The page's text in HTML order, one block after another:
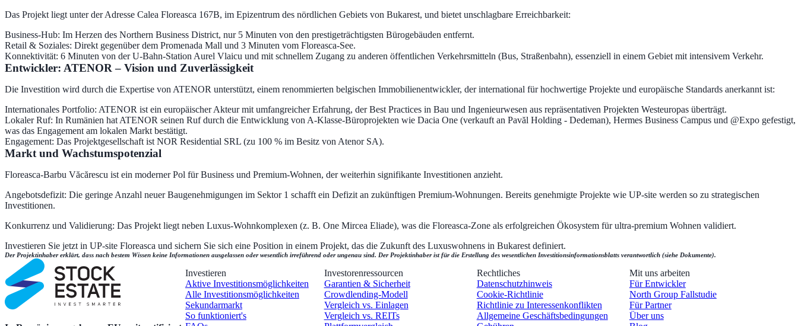
Das Projekt liegt unter der Adresse Calea Floreasca 167B, im Epizentrum des nördlichen Gebiets von Bukarest, und bietet unschlagbare Erreichbarkeit:
Business-Hub: Im Herzen des Northern Business District, nur 5 Minuten von den prestigeträchtigsten Bürogebäuden entfernt.
Retail & Soziales: Direkt gegenüber dem Promenada Mall und 3 Minuten vom Floreasca-See.
Konnektivität: 6 Minuten von der U-Bahn-Station Aurel Vlaicu und mit schnellem Zugang zu anderen öffentlichen Verkehrsmitteln (Bus, Straßenbahn), essenziell in einem Gebiet mit intensivem Verkehr.
Entwickler: ATENOR – Vision und Zuverlässigkeit
Die Investition wird durch die Expertise von ATENOR unterstützt, einem renommierten belgischen Immobilienentwickler, der international für hochwertige Projekte und europäische Standards anerkannt ist:
Internationales Portfolio: ATENOR ist ein europäischer Akteur mit umfangreicher Erfahrung, der Best Practices in Bau und Ingenieurwesen aus repräsentativen Projekten Westeuropas überträgt.
Lokaler Ruf: In Rumänien hat ATENOR seinen Ruf durch die Entwicklung von A-Klasse-Büroprojekten wie Dacia One (verkauft an Pavăl Holding - Dedeman), Hermes Business Campus und @Expo gefestigt,
was das Engagement am lokalen Markt bestätigt.
Engagement: Das Projektgesellschaft ist NOR Residential SRL (zu 100 % im Besitz von Atenor SA).
Markt und Wachstumspotenzial
Floreasca-Barbu Văcărescu ist ein moderner Pol für Business und Premium-Wohnen, der weiterhin signifikante Investitionen anzieht.
Angebotsdefizit: Die geringe Anzahl neuer Baugenehmigungen im Sektor 1 schafft ein Defizit an zukünftigen Premium-Wohnungen. Bereits genehmigte Projekte wie UP-site werden so zu strategischen
Investitionen.
Konkurrenz und Validierung: Das Projekt liegt neben Luxus-Wohnkomplexen (z. B. One Mircea Eliade), was die Floreasca-Zone als erfolgreichen Ökosystem für ultra-premium Wohnen validiert.
Investieren Sie jetzt in UP-site Floreasca und sichern Sie sich eine Position in einem Projekt, das die Zukunft des Luxuswohnens in Bukarest definiert.
Der Projektinhaber erklärt, dass nach bestem Wissen keine Informationen ausgelassen oder wesentlich irreführend oder ungenau sind. Der Projektinhaber ist für die Erstellung des wesentlichen Investitionsinformationsblatts verantwortlich (siehe Dokumente).
Investieren
Aktive Investitionsmöglichkeiten
Alle Investitionsmöglichkeiten
Sekundarmarkt
So funktioniert's
Investorenressourcen
Garantien & Sicherheit
Crowdlending-Modell
Vergleich vs. Einlagen
Vergleich vs. REITs
Rechtliches
Datenschutzhinweis
Cookie-Richtlinie
Richtlinie zu Interessenkonflikten
Allgemeine Geschäftsbedingungen
Mit uns arbeiten
Für Entwickler
North Group Fallstudie
Für Partner
Über uns